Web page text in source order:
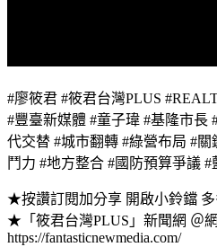
#廖筱君 #筱君台灣PLUS
#豐臺新媒體 #童子瑋 #基隆市長
代交替 #城市翻轉 #綠營布局 #
鬥力 #地方整合 #國防預算爭議
★按讚訂閱加分享 開啟小鈴鐺 多
★「筱君台灣PLUS」新聞網 ＠
https://fantasticnewmedia.com/